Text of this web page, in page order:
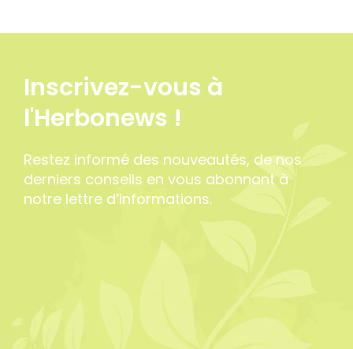
Inscrivez-vous à
l'Herbonews !
Restez informé des nouveautés, de nos
derniers conseils en vous abonnant à
notre lettre d’informations.